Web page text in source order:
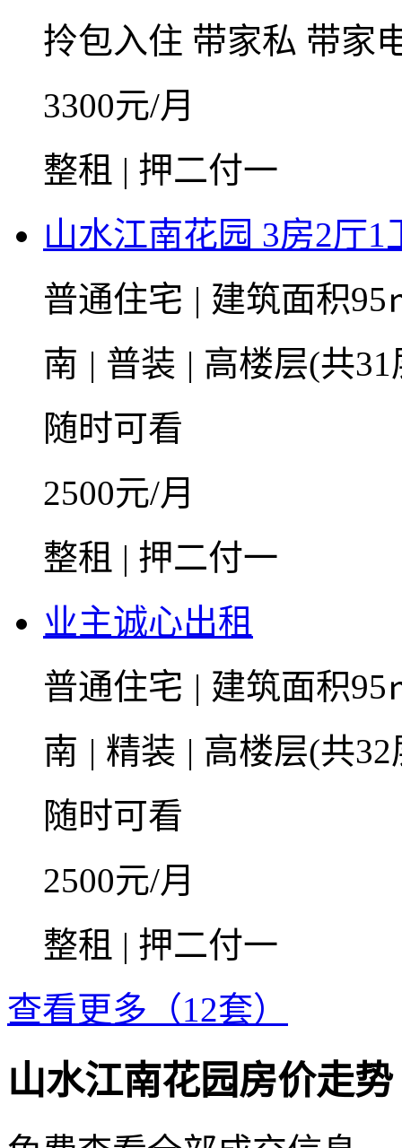
拎包入住 带家私 带家
3300元/月
整租 | 押二付一
山水江南花园 3房2厅1
普通住宅 | 建筑面积
南 | 普装 | 高楼层(共
随时可看
2500元/月
整租 | 押二付一
业主诚心出租
普通住宅 | 建筑面积
南 | 精装 | 高楼层(共
随时可看
2500元/月
整租 | 押二付一
查看更多（12套）
山水江南花园房价走势